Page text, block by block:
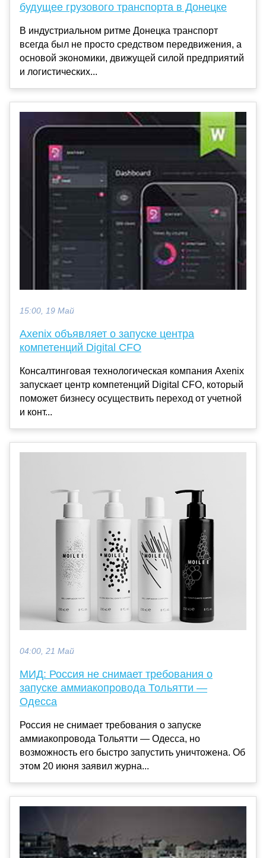
будущее грузового транспорта в Донецке
В индустриальном ритме Донецка транспорт
всегда был не просто средством передвижения, а
основой экономики, движущей силой предприятий
и логистических...
15:00, 19 Май
Axenix объявляет о запуске центра
компетенций Digital CFO
Консалтинговая технологическая компания Axenix
запускает центр компетенций Digital CFO, который
поможет бизнесу осуществить переход от учетной
и конт...
04:00, 21 Май
МИД: Россия не снимает требования о
запуске аммиакопровода Тольятти —
Одесса
Россия не снимает требования о запуске
аммиакопровода Тольятти — Одесса, но
возможность его быстро запустить уничтожена. Об
этом 20 июня заявил журна...